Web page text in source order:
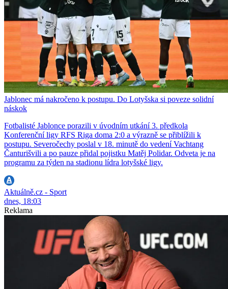
Jablonec má nakročeno k postupu. Do Lotyšska si poveze solidní
náskok
Fotbalisté Jablonce porazili v úvodním utkání 3. předkola
Konferenční ligy RFS Riga doma 2:0 a výrazně se přiblížili k
postupu. Severočechy poslal v 18. minutě do vedení Vachtang
Čanturišvili a po pauze přidal pojistku Matěj Polidar. Odveta je na
programu za týden na stadionu lídra lotyšské ligy.
Aktuálně.cz - Sport
dnes, 18:03
Reklama